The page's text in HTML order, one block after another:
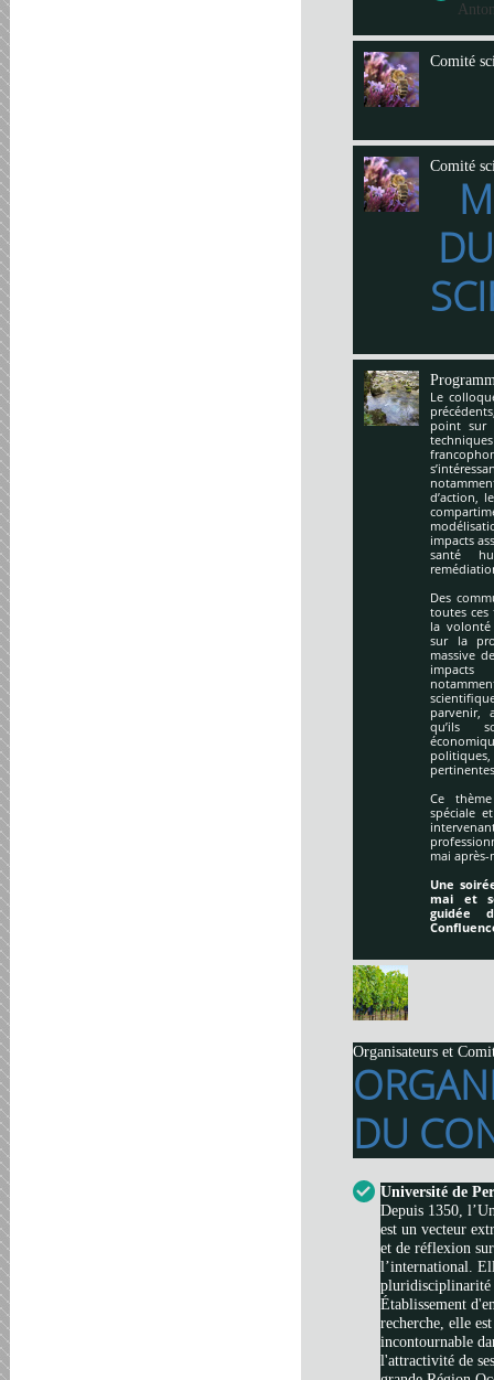
Comité
Comité
Le
point sur
d’action,
impacts
santé
Des
toutes ces
la
sur la
massive
parvenir,
qu’ils
Ce
spéciale
mai
Une
mai et
guidée
Organisateurs et
DU
Université de
Depuis 1350,
est un vecteur
et de réflexion
l’international.
pluridisciplinarité
Établissement
recherche, elle
incontournable
l'attractivité de